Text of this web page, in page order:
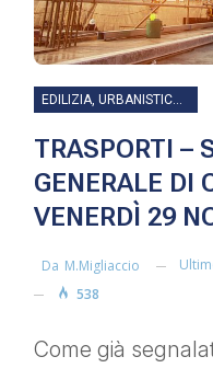
EDILIZIA, URBANISTICA, LAVORI PUBBLICI, INFRASTRUTTURE E TRASPORTI
TRASPORTI –
GENERALE DI
VENERDÌ 29
Da M.migliaccio
538
Come già